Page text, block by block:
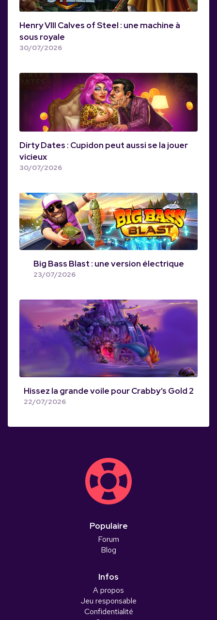
Henry VIII Calves of Steel : une machine à
sous royale
30/07/2026
Dirty Dates : Cupidon peut aussi se la jouer
vicieux
30/07/2026
Big Bass Blast : une version électrique
23/07/2026
Hissez la grande voile pour Crabby’s Gold 2
22/07/2026
Populaire
Forum
Blog
Infos
A propos
Jeu responsable
Confidentialité